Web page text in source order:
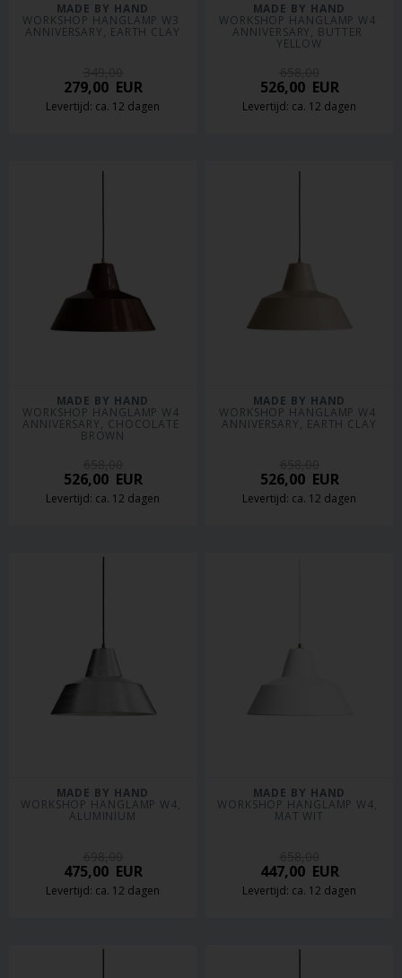
MADE BY HAND
WORKSHOP HANGLAMP W3
ANNIVERSARY, EARTH CLAY
279,00EUR
Levertijd: ca. 12 dagen
MADE BY HAND
WORKSHOP HANGLAMP W4
ANNIVERSARY, BUTTER
YELLOW
526,00EUR
Levertijd: ca. 12 dagen
MADE BY HAND
WORKSHOP HANGLAMP W4
ANNIVERSARY, CHOCOLATE
BROWN
526,00EUR
Levertijd: ca. 12 dagen
MADE BY HAND
WORKSHOP HANGLAMP W4
ANNIVERSARY, EARTH CLAY
526,00EUR
Levertijd: ca. 12 dagen
MADE BY HAND
WORKSHOP HANGLAMP W4,
ALUMINIUM
475,00EUR
Levertijd: ca. 12 dagen
MADE BY HAND
WORKSHOP HANGLAMP W4,
MAT WIT
447,00EUR
Levertijd: ca. 12 dagen